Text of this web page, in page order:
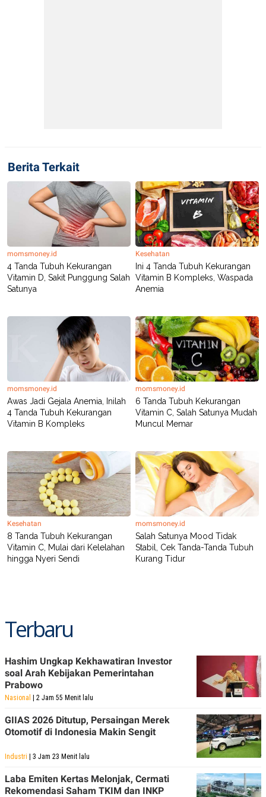
Berita Terkait
momsmoney.id
4 Tanda Tubuh Kekurangan
Vitamin D, Sakit Punggung Salah
Satunya
Kesehatan
Ini 4 Tanda Tubuh Kekurangan
Vitamin B Kompleks, Waspada
Anemia
momsmoney.id
Awas Jadi Gejala Anemia, Inilah
4 Tanda Tubuh Kekurangan
Vitamin B Kompleks
momsmoney.id
6 Tanda Tubuh Kekurangan
Vitamin C, Salah Satunya Mudah
Muncul Memar
Kesehatan
8 Tanda Tubuh Kekurangan
Vitamin C, Mulai dari Kelelahan
hingga Nyeri Sendi
momsmoney.id
Salah Satunya Mood Tidak
Stabil, Cek Tanda-Tanda Tubuh
Kurang Tidur
Terbaru
Hashim Ungkap Kekhawatiran Investor
soal Arah Kebijakan Pemerintahan
Prabowo
Nasional | 2 Jam 55 Menit lalu
GIIAS 2026 Ditutup, Persaingan Merek
Otomotif di Indonesia Makin Sengit
Industri | 3 Jam 23 Menit lalu
Laba Emiten Kertas Melonjak, Cermati
Rekomendasi Saham TKIM dan INKP